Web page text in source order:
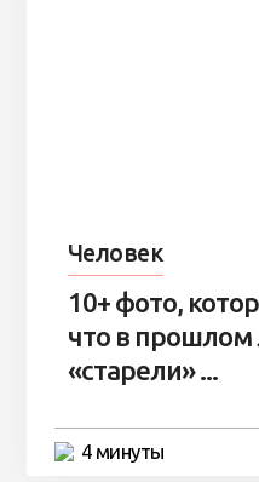
Человек
10+ фото,
что в
«старели» ...
4 минуты